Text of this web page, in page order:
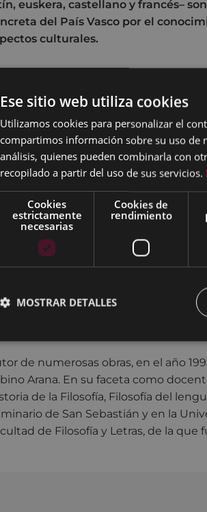
euskera, castellano y francés–
del País Vasco por el
culturales.
Artamendi
Donostia-San Sebastián en el año
y más tarde se ordenó
su formación en la
la figura de Aristóteles y en la
Merleau-Ponty, en 1960 se
tesis doctoral bajo la dirección del
Humain Dans la prespective de
de 1963 alcanzando el grado de
a impartir clases en el
la Universidad de Deusto donde
Colaboró con Xavier Zubiri en
en 1974. Organizó las
de profesores como José
de numerosas obras, en el año
Arana. En su faceta como
de la Filosofía, Filosofía del
de San Sebastián y en la
de Filosofía y Letras, de la que
Ese sitio web utiliza cookies
Utilizamos cookies para personalizar el
compartimos información sobre su uso de
análisis, quienes pueden combinarla con
recopilado a partir del uso de sus servicios.
Cookies
estrictamente
necesarias
Cookies de
rendimiento
MOSTRAR DETALLES